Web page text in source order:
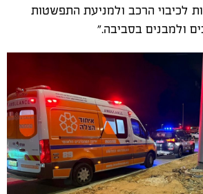
לכיבוי הרכב ולמניעת התפשטות
ולמבנים בסביבה."